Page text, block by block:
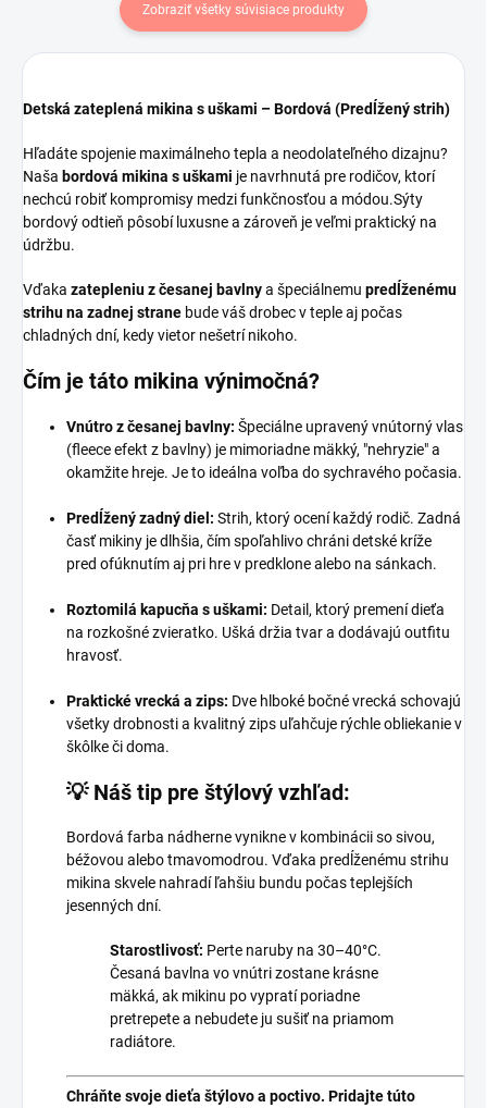
Zobraziť všetky súvisiace produkty
Detská zateplená mikina s uškami – Bordová (Predĺžený strih)
Hľadáte spojenie maximálneho tepla a neodolateľného dizajnu?
Naša bordová mikina s uškami je navrhnutá pre rodičov, ktorí
nechcú robiť kompromisy medzi funkčnosťou a módou.Sýty
bordový odtieň pôsobí luxusne a zároveň je veľmi praktický na
údržbu.
Vďaka zatepleniu z česanej bavlnya špeciálnemu predĺženému
strihu na zadnej strane bude váš drobec v teple aj počas
chladných dní, kedy vietor nešetrí nikoho.
Čím je táto mikina výnimočná?
Vnútro z česanej bavlny: Špeciálne upravený vnútorný vlas
(fleece efekt z bavlny) je mimoriadne mäkký, "nehryzie" a
okamžite hreje. Je to ideálna voľba do sychravého počasia.
Predĺžený zadný diel: Strih, ktorý ocení každý rodič. Zadná
časť mikiny je dlhšia, čím spoľahlivo chráni detské kríže
pred ofúknutím aj pri hre v predklone alebo na sánkach.
Roztomilá kapucňa s uškami: Detail, ktorý premení dieťa
na rozkošné zvieratko. Ušká držia tvar a dodávajú outfitu
hravosť.
Praktické vrecká a zips: Dve hlboké bočné vrecká schovajú
všetky drobnosti a kvalitný zips uľahčuje rýchle obliekanie v
škôlke či doma.
💡 Náš tip pre štýlový vzhľad:
Bordová farba nádherne vynikne v kombinácii so sivou,
béžovou alebo tmavomodrou. Vďaka predĺženému strihu
mikina skvele nahradí ľahšiu bundu počas teplejších
jesenných dní.
Starostlivosť: Perte naruby na 30–40°C.
Česaná bavlna vo vnútri zostane krásne
mäkká, ak mikinu po vypratí poriadne
pretrepete a nebudete ju sušiť na priamom
radiátore.
Chráňte svoje dieťa štýlovo a poctivo. Pridajte túto